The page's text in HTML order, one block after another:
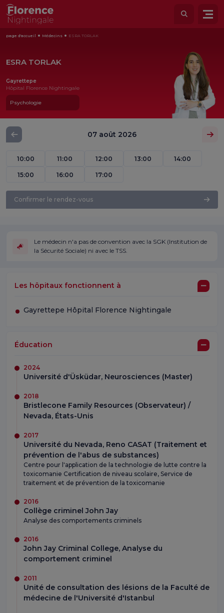
page d'accueil Médecins ESRA TORLAK
ESRA TORLAK
Gayrettepe
Hôpital Florence Nightingale
Psychologie
07 août 2026
10:00 11:00 12:00 13:00 14:00
15:00 16:00 17:00
Confirmer le rendez-vous
Le médecin n'a pas de convention avec la SGK (Institution de
la Sécurité Sociale) ni avec le TSS.
Les hôpitaux fonctionnent à
Gayrettepe Hôpital Florence Nightingale
Éducation
2024
Université d'Üsküdar, Neurosciences (Master)
2018
Bristlecone Family Resources (Observateur) /
Nevada, États-Unis
2017
Université du Nevada, Reno CASAT (Traitement et
prévention de l'abus de substances)
Centre pour l'application de la technologie de lutte contre la
toxicomanie Certification de niveau scolaire, Service de
traitement et de prévention de la toxicomanie
2016
Collège criminel John Jay
Analyse des comportements criminels
2016
John Jay Criminal College, Analyse du
comportement criminel
2011
Unité de consultation des lésions de la Faculté de
médecine de l'Université d'Istanbul